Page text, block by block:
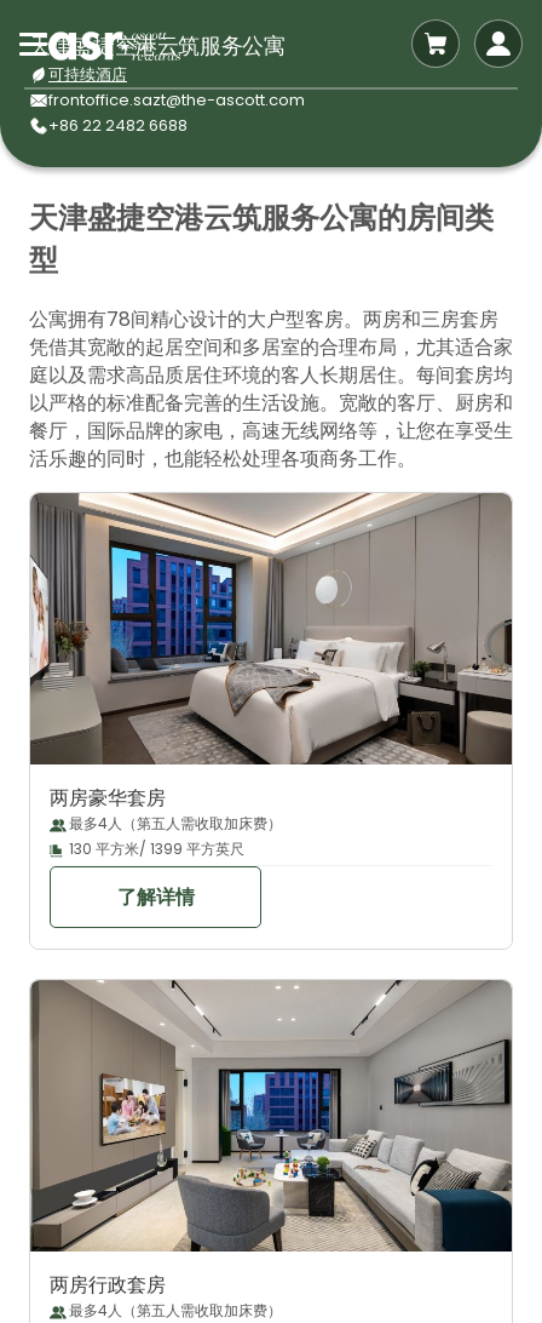
天津盛捷空港云筑服务公寓
可持续酒店
frontoffice.sazt@the-ascott.com
+86 22 2482 6688
天津盛捷空港云筑服务公寓的房间类
型
公寓拥有78间精心设计的大户型客房。两房和三房套房
凭借其宽敞的起居空间和多居室的合理布局，尤其适合家
庭以及需求高品质居住环境的客人长期居住。每间套房均
以严格的标准配备完善的生活设施。宽敞的客厅、厨房和
餐厅，国际品牌的家电，高速无线网络等，让您在享受生
活乐趣的同时，也能轻松处理各项商务工作。
两房豪华套房
最多4人（第五人需收取加床费）
130 平方米/ 1399 平方英尺
了解详情
两房行政套房
最多4人（第五人需收取加床费）